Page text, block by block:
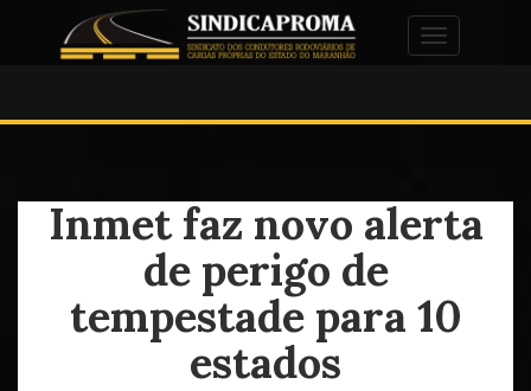
Alternar
Inmet faz novo alerta
de perigo de
tempestade para 10
estados